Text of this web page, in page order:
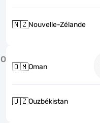
🇳🇿Nouvelle-Zélande
O
🇴🇲Oman
🇺🇿Ouzbékistan